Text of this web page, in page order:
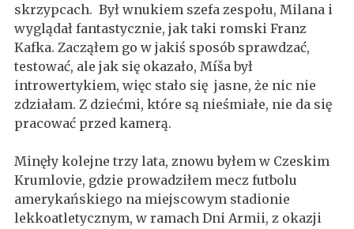
skrzypcach. Był wnukiem szefa zespołu, Milana i
wyglądał fantastycznie, jak taki romski Franz
Kafka. Zacząłem go w jakiś sposób sprawdzać,
testować, ale jak się okazało, Míša był
introwertykiem, więc stało się jasne, że nic nie
zdziałam. Z dziećmi, które są nieśmiałe, nie da się
pracować przed kamerą.
Minęły kolejne trzy lata, znowu byłem w Czeskim
Krumlovie, gdzie prowadziłem mecz futbolu
amerykańskiego na miejscowym stadionie
lekkoatletycznym, w ramach Dni Armii, z okazji